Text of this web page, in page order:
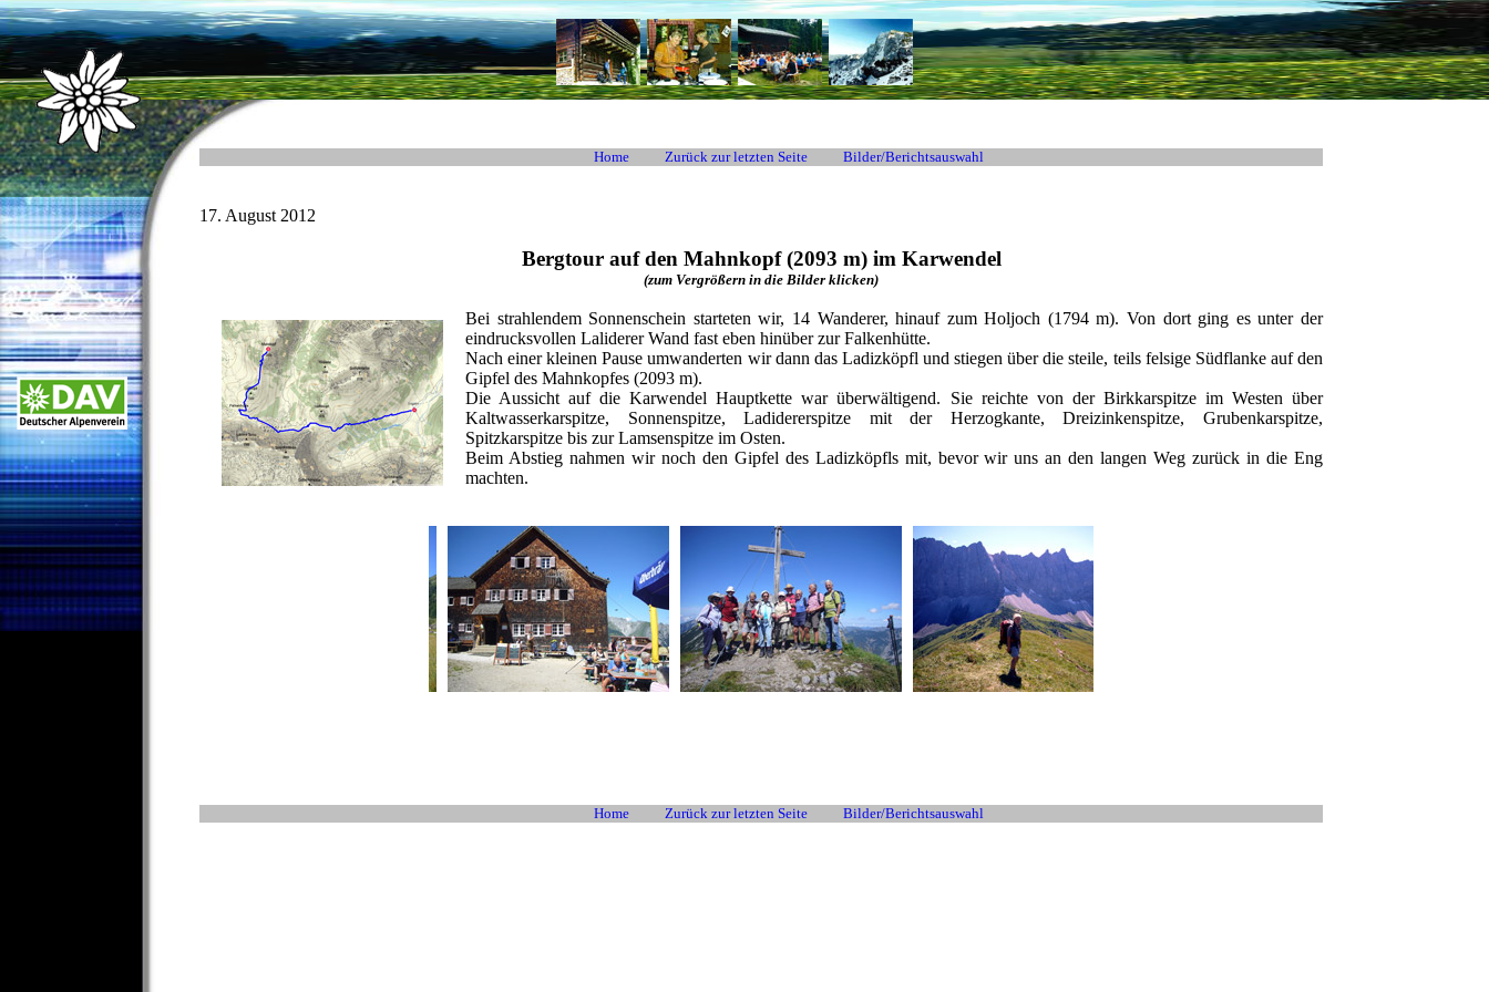
Home Zurück zur letzten Seite Bilder/Berichtsauswahl
17. August 2012
Bergtour auf den Mahnkopf (2093 m) im Karwendel
(zum Vergrößern in die Bilder klicken)
Bei strahlendem Sonnenschein starteten wir, 14 Wanderer, hinauf zum Holjoch (1794 m). Von dort ging es unter der
eindrucksvollen Laliderer Wand fast eben hinüber zur Falkenhütte.
Nach einer kleinen Pause umwanderten wir dann das Ladizköpfl und stiegen über die steile, teils felsige Südflanke auf den
Gipfel des Mahnkopfes (2093 m).
Die Aussicht auf die Karwendel Hauptkette war überwältigend. Sie reichte von der Birkkarspitze im Westen über
Kaltwasserkarspitze, Sonnenspitze, Ladidererspitze mit der Herzogkante, Dreizinkenspitze, Grubenkarspitze,
Spitzkarspitze bis zur Lamsenspitze im Osten.
Beim Abstieg nahmen wir noch den Gipfel des Ladizköpfls mit, bevor wir uns an den langen Weg zurück in die Eng
machten.
Home Zurück zur letzten Seite Bilder/Berichtsauswahl